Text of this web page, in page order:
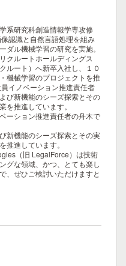
系研究科創造情報学専攻修
認識と自然言語処理を組み
ダル機械学習の研究を実施。
クルートホールディングス
ルート）へ新卒入社し、１０
機械学習のプロジェクトを推
イノベーション推進責任者
び新機能のシーズ探索とその
を推進しています。
ーション推進責任者の舟木で
新機能のシーズ探索とその実
推進しています。
（旧 LegalForce）は技術
グな領域、かつ、とても楽し
、ぜひご検討いただけますと